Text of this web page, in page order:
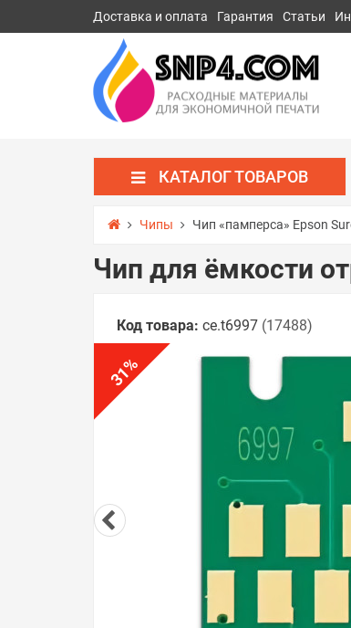
Доставка и оплата Гарантия Статьи
КАТАЛОГ ТОВАРОВ
Чипы Чип «памперса» Epson
Чип для ёмкости
Код товара: ce.t6997 (17488)
31
%